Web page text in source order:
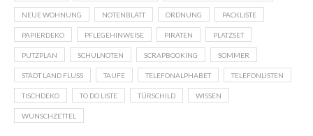
NEUE WOHNUNG NOTENBLATT ORDNUNG PACKLISTE
PAPIERDEKO PFLEGEHINWEISE PIRATEN PLATZSET
PUTZPLAN SCHULNOTEN SCRAPBOOKING SOMMER
STADT LAND FLUSS TAUFE TELEFONALPHABET TELEFONLISTEN
TISCHDEKO TO DO LISTE TÜRSCHILD WISSEN
WUNSCHZETTEL